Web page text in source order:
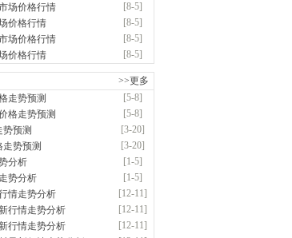
强度板|Z向板|
254条 联系方式
限公司（曼内斯曼）
国产合金管|高压锅炉管|石油
限公司
管，合金钢管，内螺纹无缝
1098条
有限公司
碳板|低合金板|风电钢板|海..
483条 联系方式
限公司
场价格行情
[8-5]
价格行情
[8-5]
场价格行情
[8-5]
价格行情
[8-5]
>>更多
走势预测
[5-8]
格走势预测
[5-8]
势预测
[3-20]
走势预测
[3-20]
分析
[1-5]
势分析
[1-5]
情走势分析
[12-11]
行情走势分析
[12-11]
行情走势分析
[12-11]